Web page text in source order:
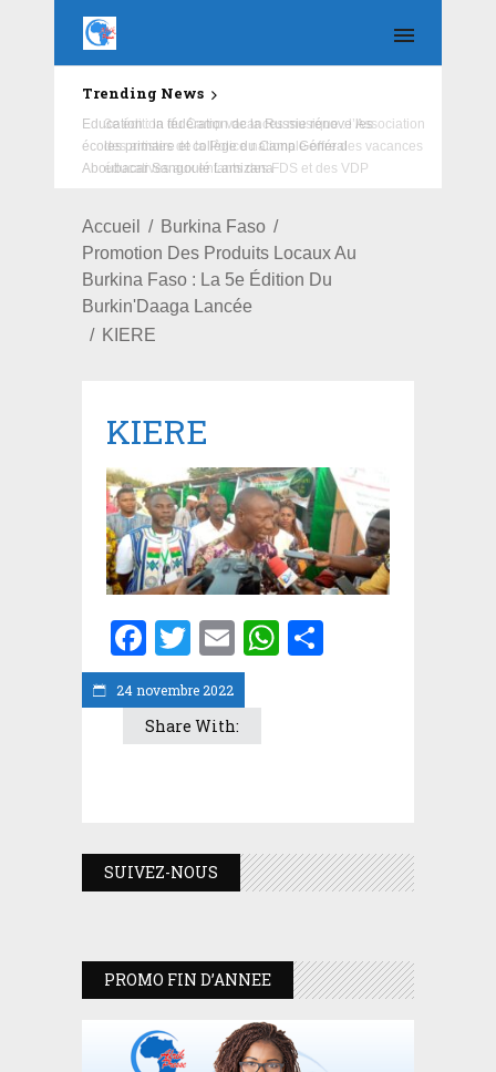
Trending News
Education : la fédération de la Russie rénove les
écoles primaire et collège du Camp Général
Aboubacar Sangoulé Lamizana
Accueil
Burkina Faso
Promotion Des Produits Locaux Au
Burkina Faso : La 5e Édition Du
Burkin'Daaga Lancée
KIERE
24 novembre 2022
KIERE
Facebook
Twitter
EmailWhatsApp
Share With:
SUIVEZ-NOUS
PROMO FIN D’ANNEE